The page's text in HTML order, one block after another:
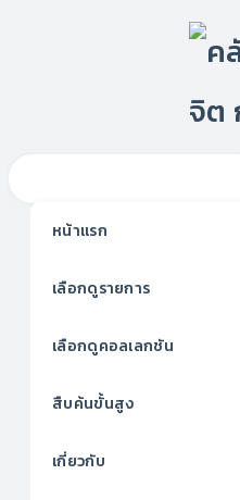
หน้าแรก
เลือกดูรายการ
เลือกดูคอลเลกชัน
สืบค้นขั้นสูง
เกี่ยวกับ